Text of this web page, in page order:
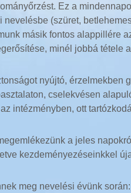
Ez a
nevelésbe (szüret,
másik fontos alappillére
minél jobbá tétele
nyújtó, érzelmekben
cselekvésen
intézményben, ott
a jeles
kezdeményezéseinkkel
meg nevelési évünk